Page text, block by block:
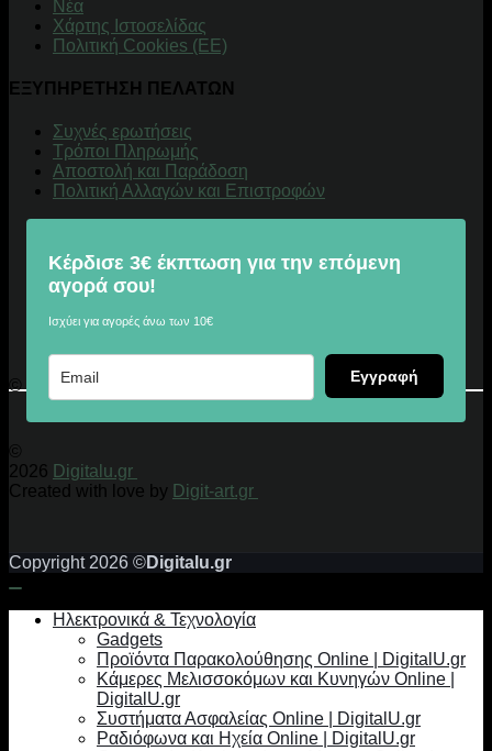
Νέα
Χάρτης Ιστοσελίδας
Πολιτική Cookies (ΕΕ)
ΕΞΥΠΗΡΕΤΗΣΗ ΠΕΛΑΤΩΝ
Συχνές ερωτήσεις
Τρόποι Πληρωμής
Αποστολή και Παράδοση
Πολιτική Αλλαγών και Επιστροφών
Κέρδισε 3€ έκπτωση για την επόμενη
αγορά σου!
Ισχύει για αγορές άνω των 10€
Εγγραφή
© 2026 Digitalu.gr
©
2026 Digitalu.gr
Created with love by Digit-art.gr
Copyright 2026 ©Digitalu.gr
Ηλεκτρονικά & Τεχνολογία
Gadgets
Προϊόντα Παρακολούθησης Online | DigitalU.gr
Κάμερες Μελισσοκόμων και Κυνηγών Online |
DigitalU.gr
Συστήματα Ασφαλείας Online | DigitalU.gr
Ραδιόφωνα και Ηχεία Online | DigitalU.gr